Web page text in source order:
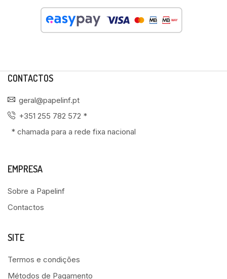
CONTACTOS
geral@papelinf.pt
+351 255 782 572 *
* chamada para a rede fixa nacional
EMPRESA
Sobre a Papelinf
Contactos
SITE
Termos e condições
Métodos de Pagamento